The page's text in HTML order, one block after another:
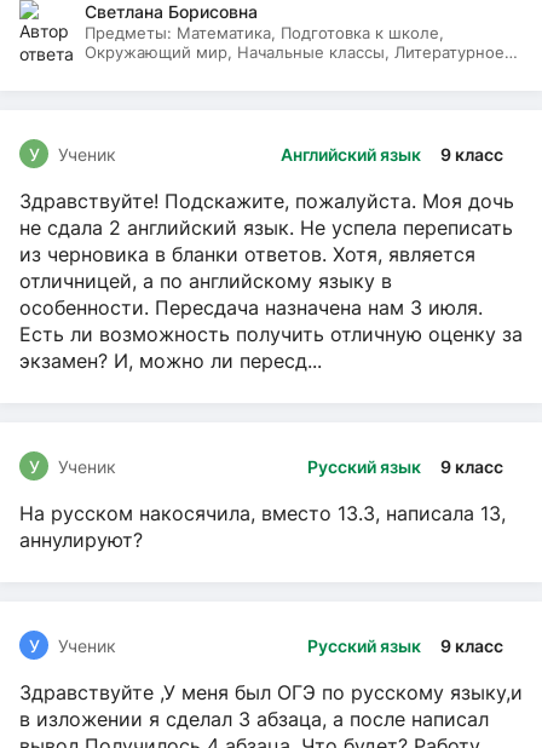
Светлана Борисовна
Предметы: Математика, Подготовка к школе,
Окружающий мир, Начальные классы, Литературное
Английский язык 9 класс
У Ученик
Здравствуйте! Подскажите, пожалуйста. Моя дочь
не сдала 2 английский язык. Не успела переписать
из черновика в бланки ответов. Хотя, является
отличницей, а по английскому языку в
особенности. Пересдача назначена нам 3 июля.
Есть ли возможность получить отличную оценку за
экзамен? И, можно ли пересд...
Русский язык 9 класс
У Ученик
На русском накосячила, вместо 13.3, написала 13,
аннулируют?
Русский язык 9 класс
У Ученик
Здравствуйте ,У меня был ОГЭ по русскому языку,и
в изложении я сделал 3 абзаца, а после написал